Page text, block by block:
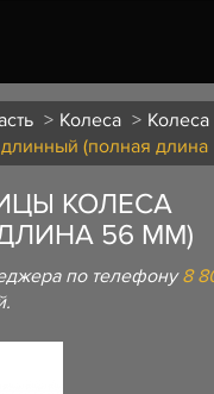
Колеса
длинный (полная
КОЛЕСА
56 ММ)
по телефону8